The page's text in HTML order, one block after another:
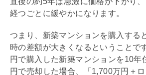
経つごとに緩やかになります。
つまり、新築マンションを購入する
時の差額が大きくなるということで
円で購入した新築マンションを10年
円で売却した場合、「1,700万円＋